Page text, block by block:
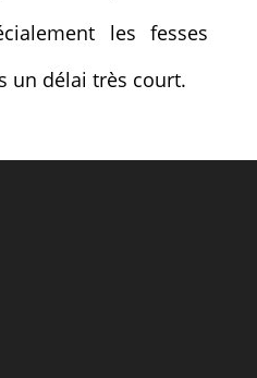
les fesses
un délai très court.